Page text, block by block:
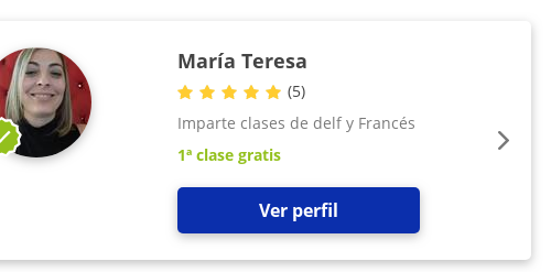
María Teresa
(5)
Imparte clases de delf y Francés
1ª clase gratis
Ver perfil